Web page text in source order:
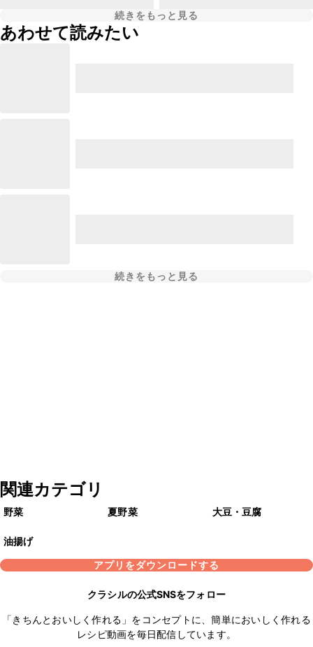
続きをもっと見る
あわせて読みたい
続きをもっと見る
関連カテゴリ
野菜 夏野菜 大豆・豆腐
油揚げ
アプリをダウンロードする
クラシルの公式SNSをフォロー
「きちんとおいしく作れる」をコンセプトに、簡単においしく作れる
レシピ動画を毎日配信しています。